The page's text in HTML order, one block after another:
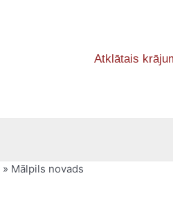
Atklātais
» Mālpils novads